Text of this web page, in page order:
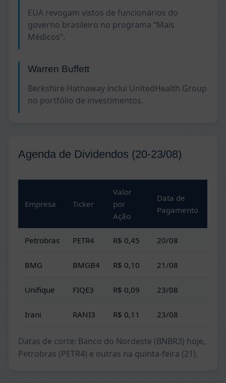
EUA revogam vistos de funcionários do
governo brasileiro no programa “Mais
Médicos”.
Warren Buffett
Berkshire Hathaway inclui UnitedHealth Group
no portfólio de investimentos.
Agenda de Dividendos (20-23/08)
Empresa Ticker
Valor
por
Ação
Data de
Pagamento
Petrobras PETR4 R$ 0,45 20/08
BMG BMGB4 R$ 0,10 21/08
Unifique FIQE3 R$ 0,09 23/08
Irani RANI3 R$ 0,11 23/08
Datas de corte: Banco do Nordeste (BNBR3) hoje,
Petrobras (PETR4) e outras na quinta-feira (21).